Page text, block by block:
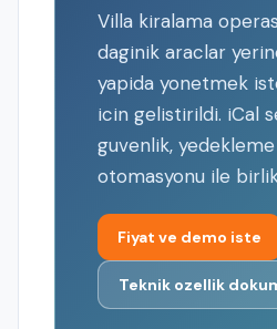
Villa kiralama
daginik araclar
yapida yonetmek
icin gelistirildi. iCal
guvenlik,
otomasyonu ile
Fiyat ve demo iste
Teknik ozellik